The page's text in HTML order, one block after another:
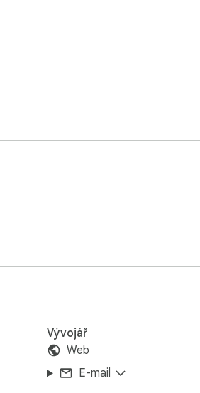
problems.
Vývojář
Web
E-mail